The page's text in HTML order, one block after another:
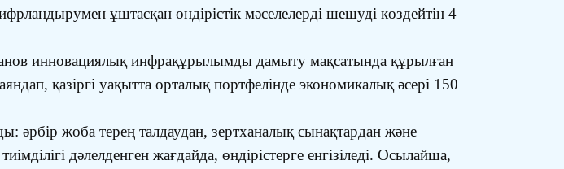
ұштасқан өндірістік мәселелерді шешуді көздейтін 4
инновациялық инфрақұрылымды дамыту мақсатында құрылған
қазіргі уақытта орталық портфелінде экономикалық әсері 150
әрбір жоба терең талдаудан, зертханалық сынақтардан және
дәлелденген жағдайда, өндірістерге енгізіледі. Осылайша,